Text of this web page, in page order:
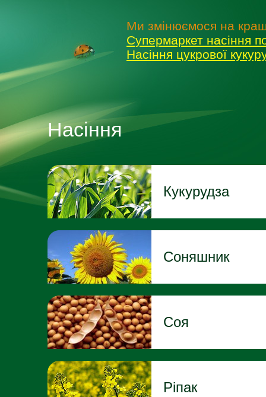
Ми змінюємося на
Супермаркет насіння
Насіння цукрової
Насіння
Кукурудза
Соняшник
Соя
Ріпак